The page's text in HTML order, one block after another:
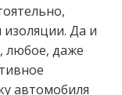
Да и
любое, даже
автомобиля